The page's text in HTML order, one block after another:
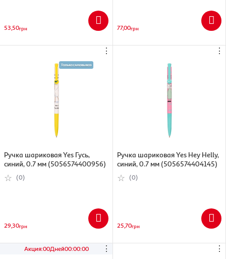
53,50грн 77,00грн
⋮
Ручка шариковая Yes Гусь,
синий, 0.7 мм (5056574400956)
(0)
29,30грн
⋮
Ручка шариковая Yes Hey Helly,
синий, 0.7 мм (5056574404145)
(0)
25,70грн
Акция:00Дней00:00:00 ⋮ ⋮